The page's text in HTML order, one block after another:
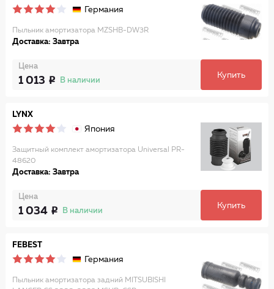
Германия
Пыльник амортизатора MZSHB-DW3R
Доставка: Завтра
Цена
1 013 В наличии
Купить
LYNX
Япония
Защитный комплект амортизатора Universal PR-
48620
Доставка: Завтра
Цена
1 034 В наличии
Купить
FEBEST
Германия
Пыльник амортизатора задний MITSUBISHI